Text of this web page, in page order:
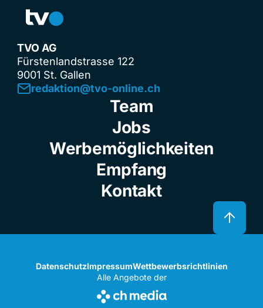
TVO AG
Fürstenlandstrasse 122
9001 St. Gallen
redaktion@tvo-online.ch
Team
Jobs
Werbemöglichkeiten
Empfang
Kontakt
DatenschutzImpressumWettbewerbsrichtlinien
Alle Angebote der